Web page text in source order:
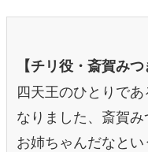
【チリ役・斎賀みつ
四天王のひとりで
なりました、斎賀
お姉ちゃんだなと